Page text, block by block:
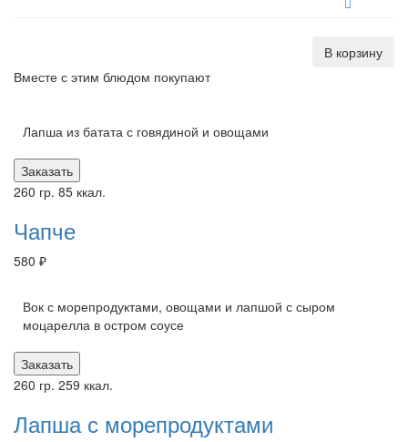
В корзину
Вместе с этим блюдом покупают
Лапша из батата с говядиной и овощами
Заказать
260 гр. 85 ккал.
Чапче
580 ₽
Вок с морепродуктами, овощами и лапшой с сыром
моцарелла в остром соусе
Заказать
260 гр. 259 ккал.
Лапша с морепродуктами